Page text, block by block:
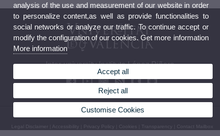
Inter-university Institute López Piñero
Legal Disclaimer Accessibility Privacy Policy Cookies Transparency Contact Mailbox
analysis of the use and measurement of our website in order
to personalize content,as well as provide functionalities to
social networks or analyze our traffic. To continue accept or
modify the configuration of our cookies. Get more information
More information
Accept all
Reject all
Customise Cookies